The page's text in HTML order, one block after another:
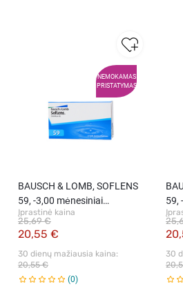
NEMOKAMAS
PRISTATYMAS
BAUSCH & LOMB, SOFLENS
59, -3,00 mėnesiniai
kontaktiniai lęšiai, 6 vnt.
Įprastinė kaina
20,55 €
25,69 €
30 dienų mažiausia kaina:
20,55 €
0
59,
30